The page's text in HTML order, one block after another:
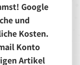
Google
und
Kosten.
Konto
Artikel